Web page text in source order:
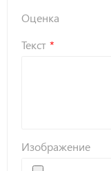
Оценка
Текст
Изображение